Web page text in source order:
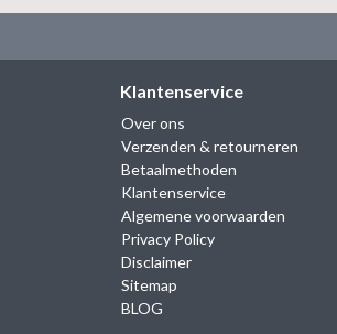
Klantenservice
Over ons
Verzenden & retourneren
Betaalmethoden
Klantenservice
Algemene voorwaarden
Privacy Policy
Disclaimer
Sitemap
BLOG